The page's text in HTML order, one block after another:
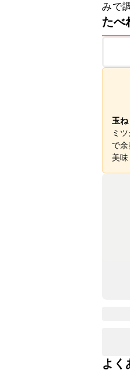
みで
たべ
玉
ミ
で余
美
よく